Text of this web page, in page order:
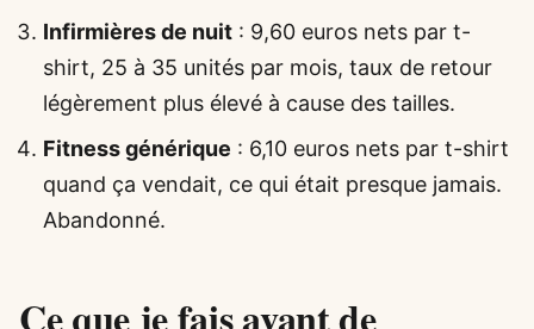
Infirmières de nuit : 9,60 euros nets par t-
shirt, 25 à 35 unités par mois, taux de retour
légèrement plus élevé à cause des tailles.
Fitness générique : 6,10 euros nets par t-shirt
quand ça vendait, ce qui était presque jamais.
Abandonné.
Ce que je fais avant de